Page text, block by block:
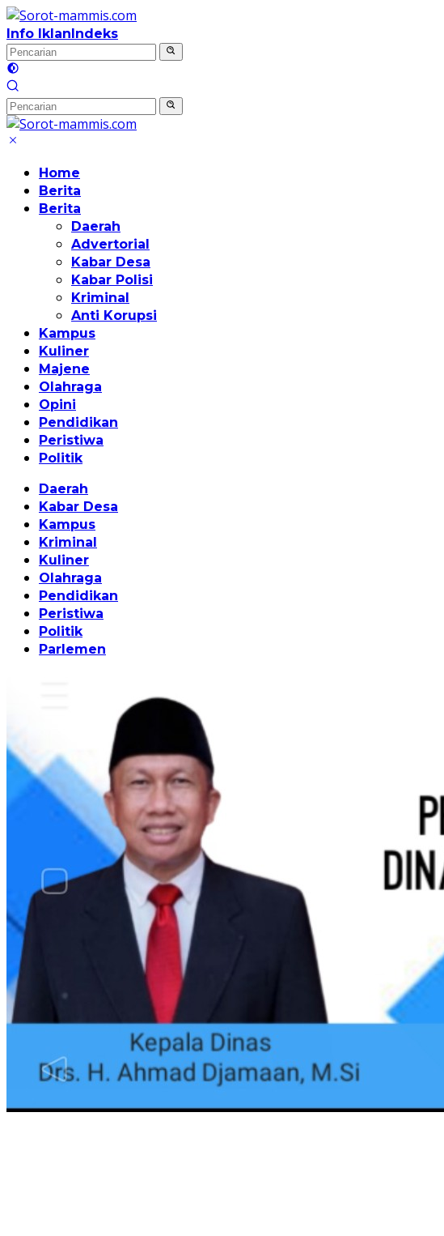
Langsung
ke
konten
Info IklanIndeks
Home
Berita
Berita
Daerah
Advertorial
Kabar Desa
Kabar Polisi
Kriminal
Anti Korupsi
Kampus
Kuliner
Majene
Olahraga
Opini
Pendidikan
Peristiwa
Politik
Daerah
Kabar Desa
Kampus
Kriminal
Kuliner
Olahraga
Pendidikan
Peristiwa
Politik
Parlemen